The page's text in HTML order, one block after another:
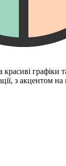
графіки
з акцентом на